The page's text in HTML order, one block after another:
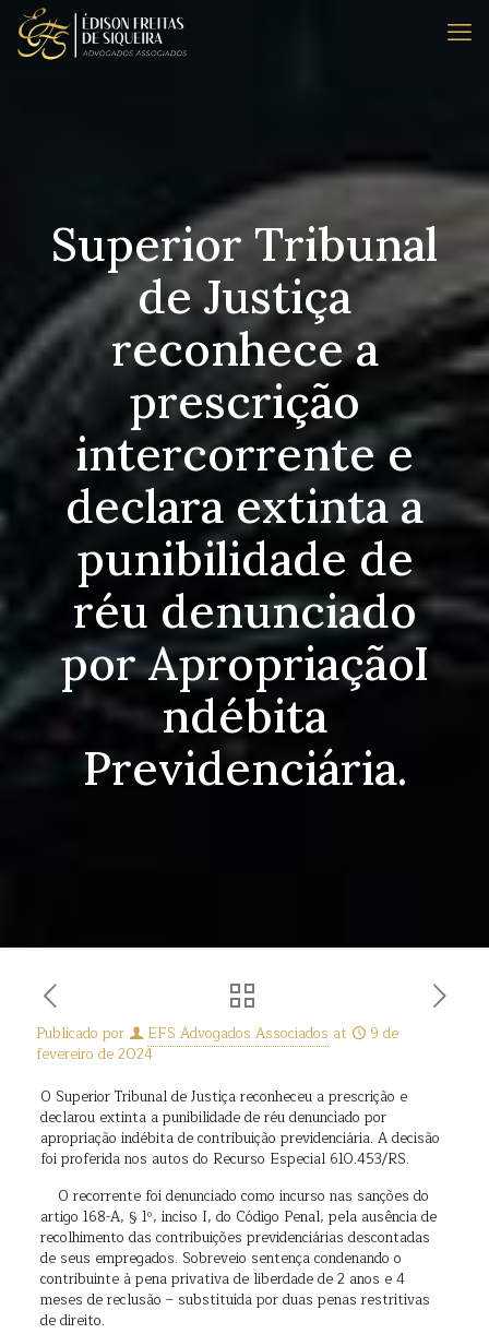
Superior Tribunal
de Justiça
reconhece a
prescrição
intercorrente e
declara extinta a
punibilidade de
réu denunciado
por ApropriaçãoI
ndébita
Previdenciária.
Publicado por EFS Advogados Associados at
9 de
fevereiro de 2024
O Superior Tribunal de Justiça reconheceu a prescrição e
declarou extinta a punibilidade de réu denunciado por
apropriação indébita de contribuição previdenciária. A decisão
foi proferida nos autos do Recurso Especial 610.453/RS.
O recorrente foi denunciado como incurso nas sanções do
artigo 168-A, § 1º, inciso I, do Código Penal, pela ausência de
recolhimento das contribuições previdenciárias descontadas
de seus empregados. Sobreveio sentença condenando o
contribuinte à pena privativa de liberdade de 2 anos e 4
meses de reclusão – substituída por duas penas restritivas
de direito.